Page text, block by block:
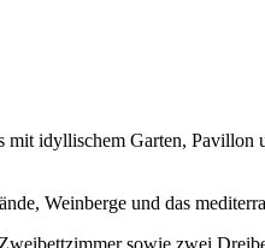
idyllischem Garten,
Weinberge und das
sowie zwei